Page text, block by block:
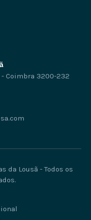
Coimbra 3200-232
da Lousã - Todos os